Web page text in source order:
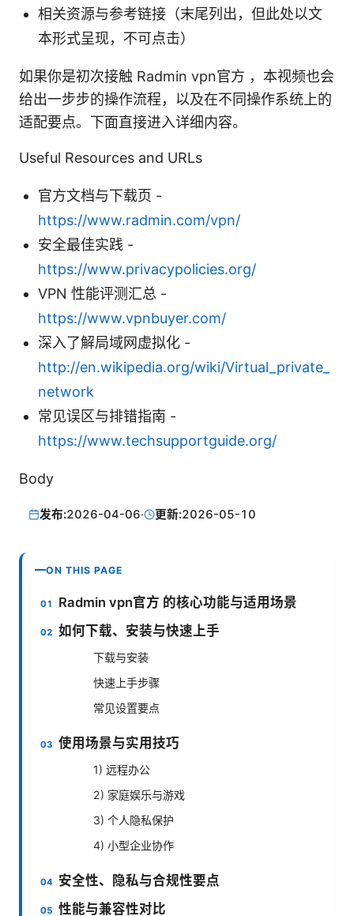
相关资源与参考链接（末尾列出，但此处以文
本形式呈现，不可点击）
如果你是初次接触 Radmin vpn官方 ，本视频也会
给出一步步的操作流程，以及在不同操作系统上的
适配要点。下面直接进入详细内容。
Useful Resources and URLs
官方文档与下载页 -
https://www.radmin.com/vpn/
安全最佳实践 -
https://www.privacypolicies.org/
VPN 性能评测汇总 -
https://www.vpnbuyer.com/
深入了解局域网虚拟化 -
http://en.wikipedia.org/wiki/Virtual_private_
network
常见误区与排错指南 -
https://www.techsupportguide.org/
Body
发布:2026-04-06· 更新:2026-05-10
ON THIS PAGE
Radmin vpn官方 的核心功能与适用场景
如何下载、安装与快速上手
下载与安装
快速上手步骤
常见设置要点
使用场景与实用技巧
1) 远程办公
2) 家庭娱乐与游戏
3) 个人隐私保护
4) 小型企业协作
安全性、隐私与合规性要点
性能与兼容性对比